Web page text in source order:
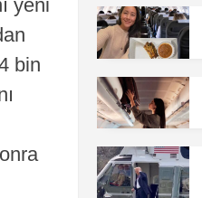
yeni
bin